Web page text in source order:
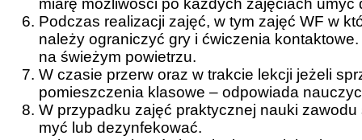
miarę możliwości po każdych zajęciach
Podczas realizacji zajęć, w tym zajęć WF w
należy ograniczyć gry i ćwiczenia
na świeżym powietrzu.
W czasie przerw oraz w trakcie lekcji jeżeli
pomieszczenia klasowe – odpowiada
W przypadku zajęć praktycznej nauki
myć lub dezynfekować.